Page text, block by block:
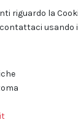
riguardo la
usando